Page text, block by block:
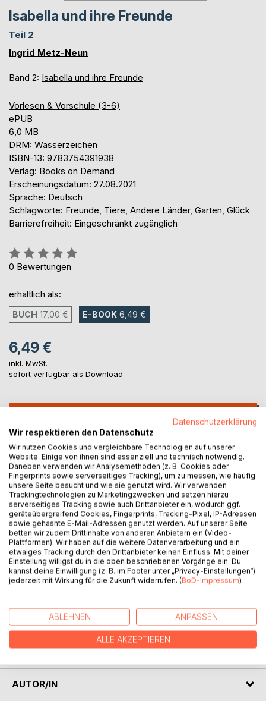
Isabella und ihre Freunde
Teil 2
Ingrid Metz-Neun
Band 2: Isabella und ihre Freunde
Vorlesen & Vorschule (3-6)
ePUB
6,0 MB
DRM: Wasserzeichen
ISBN-13: 9783754391938
Verlag: Books on Demand
Erscheinungsdatum: 27.08.2021
Sprache: Deutsch
Schlagworte: Freunde, Tiere, Andere Länder, Garten, Glück
Barrierefreiheit: Eingeschränkt zugänglich
Bewertung::
0%
0 Bewertungen
erhältlich als:
BUCH 17,00 € E-BOOK 6,49 €
6,49 €
inkl. MwSt.
sofort verfügbar als Download
Auf die Merkliste
Titel bewerten
BESCHREIBUNG
Isabella lebt mit ihren Eltern in einem kleinen Dorf in
die vielen Tiere um sie herum. Nun ist Anna-Lena in ihre
Strasse gezogen und mit ihr wird ihr Leben noch viel
schöner. Lasst euch überraschen, was die beiden glücklich
macht.
AUTOR/IN
Datenschutzerklärung
Wir respektieren den Datenschutz
Wir nutzen Cookies und vergleichbare Technologien auf unserer
Website. Einige von ihnen sind essenziell und technisch notwendig.
Daneben verwenden wir Analysemethoden (z. B. Cookies oder
Fingerprints sowie serverseitiges Tracking), um zu messen, wie häufig
unsere Seite besucht und wie sie genutzt wird. Wir verwenden
Trackingtechnologien zu Marketingzwecken und setzen hierzu
serverseitiges Tracking sowie auch Drittanbieter ein, wodurch ggf.
geräteübergreifend Cookies, Fingerprints, Tracking-Pixel, IP-Adressen
sowie gehashte E-Mail-Adressen genutzt werden. Auf unserer Seite
betten wir zudem Drittinhalte von anderen Anbietern ein (Video-
Plattformen). Wir haben auf die weitere Datenverarbeitung und ein
etwaiges Tracking durch den Drittanbieter keinen Einfluss. Mit deiner
Einstellung willigst du in die oben beschriebenen Vorgänge ein. Du
kannst deine Einwilligung (z. B. im Footer unter „Privacy-Einstellungen“)
jederzeit mit Wirkung für die Zukunft widerrufen. (BoD-Impressum)
ABLEHNEN ANPASSEN
ALLE AKZEPTIEREN